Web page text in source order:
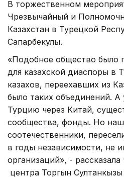
В торжественном
Чрезвычайный и
Казахстан в Турецкой
Сапарбекулы.
«Подобное общество было
для казахской диаспоры в
казахов, переехавших из
было таких объединений. А
Турцию через Китай,
сообщества, фонды. Но
соотечественники,
в годы независимости, не
организаций», -
центра Торгын